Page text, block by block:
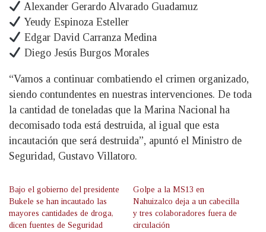
Alexander Gerardo Alvarado Guadamuz
Yeudy Espinoza Esteller
Edgar David Carranza Medina
Diego Jesús Burgos Morales
“Vamos a continuar combatiendo el crimen organizado,
siendo contundentes en nuestras intervenciones. De toda
la cantidad de toneladas que la Marina Nacional ha
decomisado toda está destruida, al igual que esta
incautación que será destruida”, apuntó el Ministro de
Seguridad, Gustavo Villatoro.
Bajo el gobierno del presidente
Bukele se han incautado las
mayores cantidades de droga,
dicen fuentes de Seguridad
Golpe a la MS13 en
Nahuizalco deja a un cabecilla
y tres colaboradores fuera de
circulación